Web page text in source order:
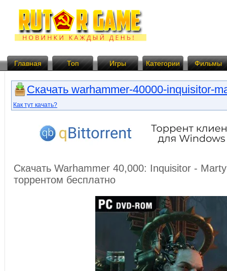
Главная Топ Игры Категории Фильмы
Скачать warhammer-40000-inquisitor-
Как тут качать?
Скачать Warhammer 40,000: Inquisitor -
торрентом бесплатно